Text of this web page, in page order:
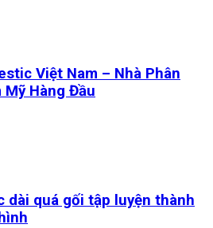
Việt Nam – Nhà Phân
Mỹ Hàng Đầu
dài quá gối tập luyện thành